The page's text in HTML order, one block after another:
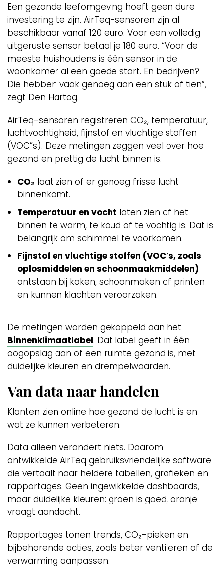
Een gezonde leefomgeving hoeft geen dure
investering te zijn. AirTeq-sensoren zijn al
beschikbaar vanaf 120 euro. Voor een volledig
uitgeruste sensor betaal je 180 euro. “Voor de
meeste huishoudens is één sensor in de
woonkamer al een goede start. En bedrijven?
Die hebben vaak genoeg aan een stuk of tien”,
zegt Den Hartog.
AirTeq-sensoren registreren CO₂, temperatuur,
luchtvochtigheid, fijnstof en vluchtige stoffen
(VOC”s). Deze metingen zeggen veel over hoe
gezond en prettig de lucht binnen is.
CO₂ laat zien of er genoeg frisse lucht
binnenkomt.
Temperatuur en vocht laten zien of het
binnen te warm, te koud of te vochtig is. Dat is
belangrijk om schimmel te voorkomen.
Fijnstof en vluchtige stoffen (VOC’s, zoals
oplosmiddelen en schoonmaakmiddelen)
ontstaan bij koken, schoonmaken of printen
en kunnen klachten veroorzaken.
De metingen worden gekoppeld aan het
Binnenklimaatlabel. Dat label geeft in één
oogopslag aan of een ruimte gezond is, met
duidelijke kleuren en drempelwaarden.
Van data naar handelen
Klanten zien online hoe gezond de lucht is en
wat ze kunnen verbeteren.
Data alleen verandert niets. Daarom
ontwikkelde AirTeq gebruiksvriendelijke software
die vertaalt naar heldere tabellen, grafieken en
rapportages. Geen ingewikkelde dashboards,
maar duidelijke kleuren: groen is goed, oranje
vraagt aandacht.
Rapportages tonen trends, CO₂-pieken en
bijbehorende acties, zoals beter ventileren of de
verwarming aanpassen.